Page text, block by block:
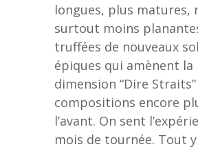
longues, plus matures,
surtout moins
truffées de nouveaux
épiques qui amènent la
dimension “Dire
compositions encore
l’avant. On sent
mois de tournée. Tout y